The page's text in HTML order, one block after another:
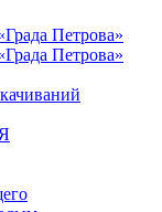
Петрова»
Петрова»